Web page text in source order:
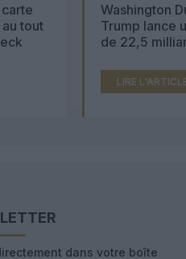
tout
Washington
Trump lance
de 22,5
LIRE
dans votre boîte